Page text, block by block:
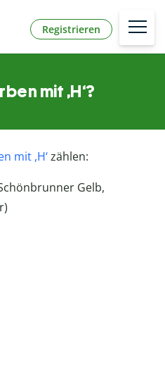
Registrieren
mit ,H‘?
mit ,H‘zählen:
Gelb,